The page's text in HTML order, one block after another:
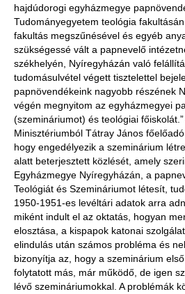
hajdúdorogi egyházmegye
Tudományegyetem teológia
fakultás megszűnésével és egyéb
szükségessé vált a papnevelő
székhelyén, Nyíregyházán való
tudomásulvétel végett tisztelettel
papnövendékeink nagyobb részének
végén megnyitom az egyházmegyei
(szemináriumot) és teológiai
Minisztériumból Tátray János
hogy engedélyezik a szeminárium
alatt beterjesztett közlését, amely
Egyházmegye Nyíregyházán, a
Teológiát és Szemináriumot létesít,
1950-1951-es levéltári adatok arra
miként indult el az oktatás, hogyan
elosztása, a kispapok katonai
elindulás után számos probléma és
bizonyítja az, hogy a szeminárium
folytatott más, már működő, de igen
lévő szemináriumokkal. A problémák